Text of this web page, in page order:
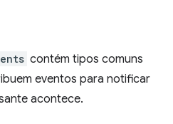
contém tipos comuns
eventos para notificar
acontece.